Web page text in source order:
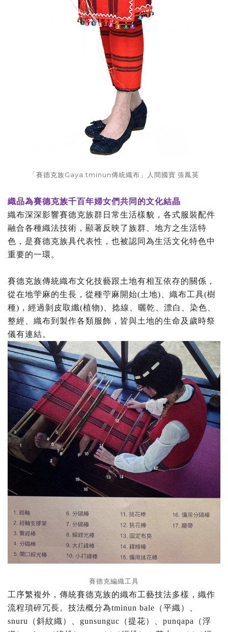
「賽德克族Gaya tminun傳統織布」人間國寶 張鳳英
織品為賽德克族千百年婦女們共同的文化結晶
織布深深影響賽德克族群日常生活樣貌，各式服裝配件
融合各種織法技術，顯著反映了族群、地方之生活特
色，是賽德克族具代表性，也被認同為生活文化特色中
重要的一環。
賽德克族傳統織布文化技藝跟土地有相互依存的關係，
從在地荢麻的生長，從種苧麻開始(土地)、織布工具(樹
種)，經過剝皮取纖(植物)、捻線、曬乾、漂白、染色、
整經、織布到製作各類服飾，皆與土地的生命及歲時祭
儀有連結。
賽德克編織工具
工序繁複外，傳統賽德克族的織布工藝技法多樣，織作
流程瑣碎冗長。技法概分為tminun bale（平織）、
snuru（斜紋織）、gunsunguc（提花）、punqapa（浮